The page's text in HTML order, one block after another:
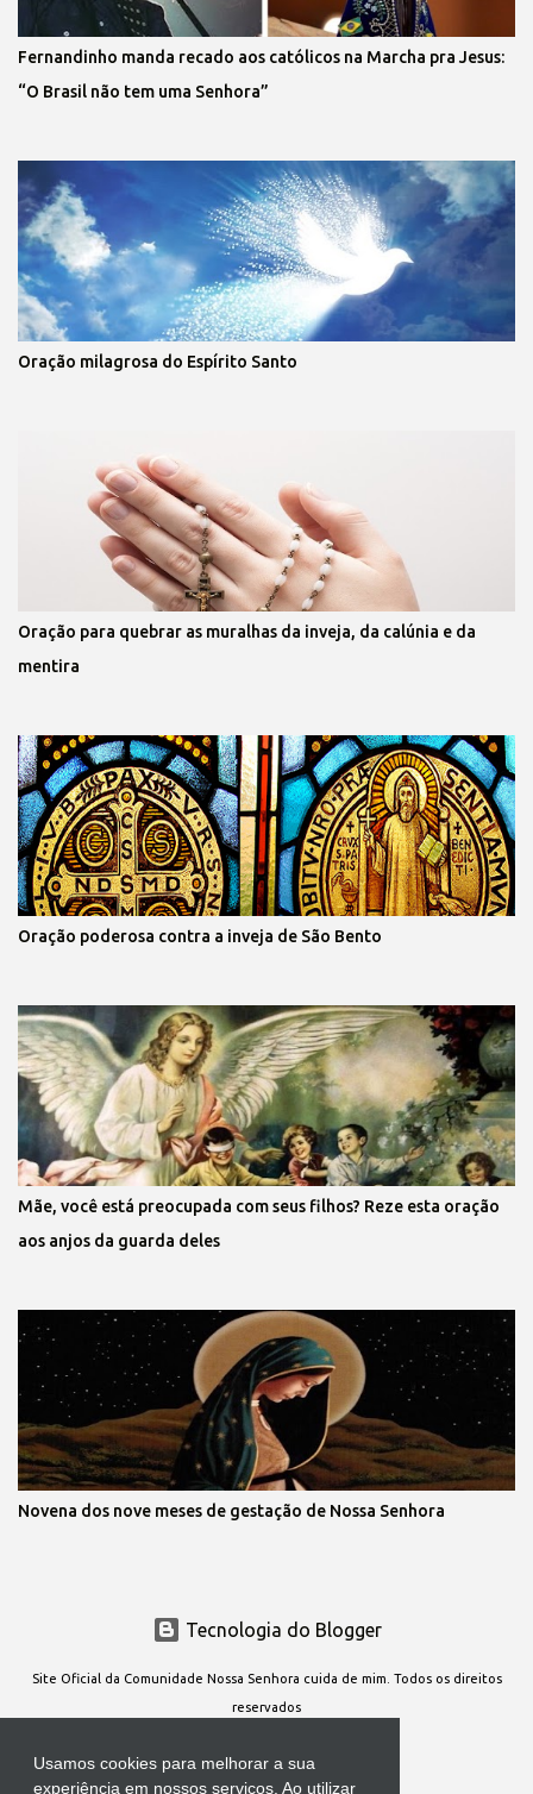
Usamos cookies para melhorar a sua
experiência em nossos serviços. Ao utilizar
Fernandinho manda recado aos católicos na Marcha pra Jesus:
“O Brasil não tem uma Senhora”
Oração milagrosa do Espírito Santo
Oração para quebrar as muralhas da inveja, da calúnia e da
mentira
Oração poderosa contra a inveja de São Bento
Mãe, você está preocupada com seus filhos? Reze esta oração
aos anjos da guarda deles
Novena dos nove meses de gestação de Nossa Senhora
Tecnologia do Blogger
Site Oficial da Comunidade Nossa Senhora cuida de mim. Todos os direitos
reservados